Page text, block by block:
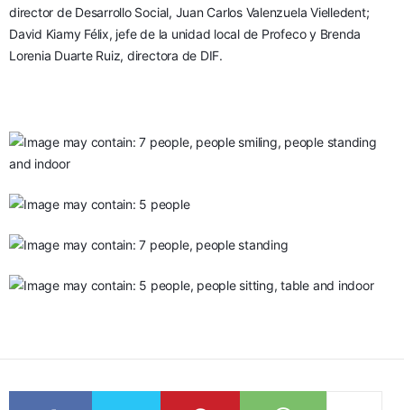
director de Desarrollo Social, Juan Carlos Valenzuela Vielledent;
David Kiamy Félix, jefe de la unidad local de Profeco y Brenda
Lorenia Duarte Ruiz, directora de DIF.